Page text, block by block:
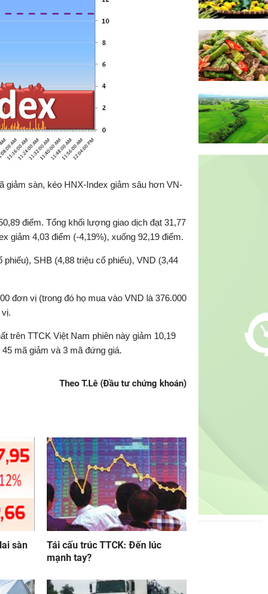
giảm sàn, kéo HNX-Index giảm sâu hơn VN-
điểm. Tổng khối lượng giao dịch đạt 31,77
giảm 4,03 điểm (-4,19%), xuống 92,19 điểm.
SHB (4,88 triệu cổ phiếu), VND (3,44
đơn vị (trong đó họ mua vào VND là 376.000
trên TTCK Việt Nam phiên này giảm 10,19
mã giảm và 3 mã đứng giá.
Theo T.Lê (Đầu tư chứng khoán)
sàn
Tái cấu trúc TTCK: Đến lúc
mạnh tay?